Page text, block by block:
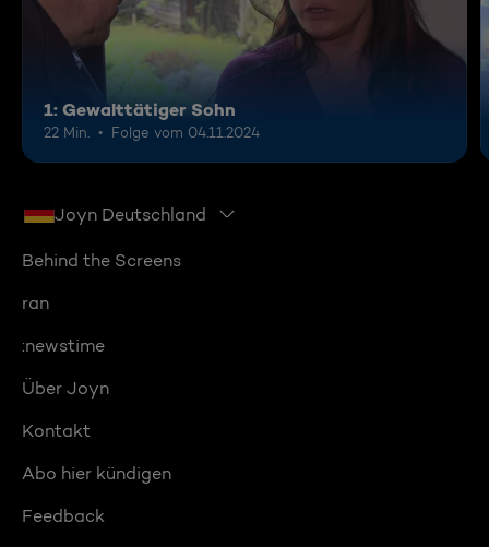
1: Gewalttätiger Sohn
22 Min. Folge vom 04.11.2024
Joyn Deutschland
Behind the Screens
ran
:newstime
Über Joyn
Kontakt
Abo hier kündigen
Feedback